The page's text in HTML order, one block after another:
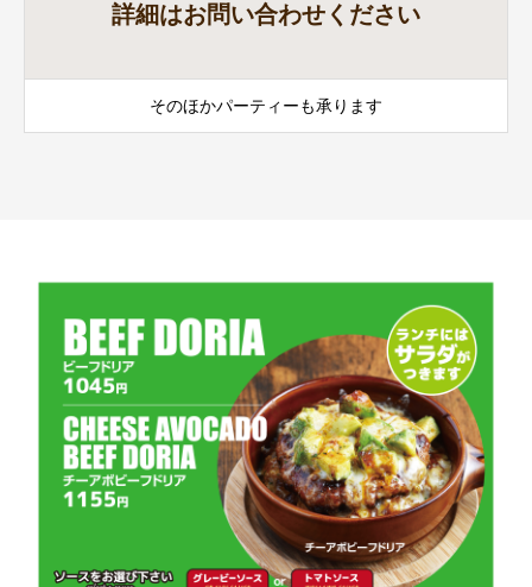
詳細はお問い合わせください
そのほかパーティーも承ります